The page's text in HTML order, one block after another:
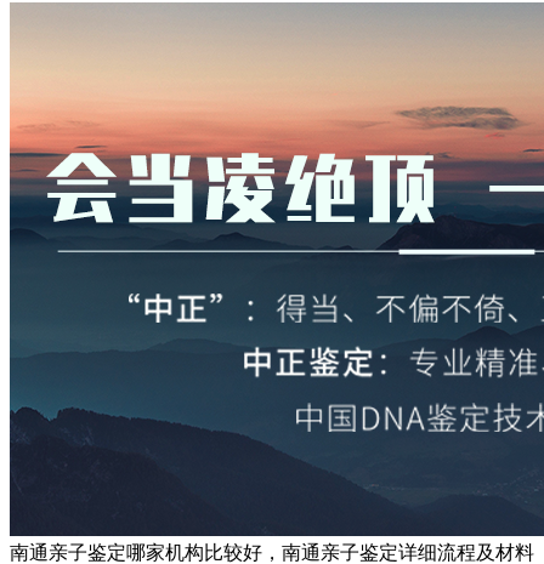
南通亲子鉴定哪家机构比较好，南通亲子鉴定详细流程及材料